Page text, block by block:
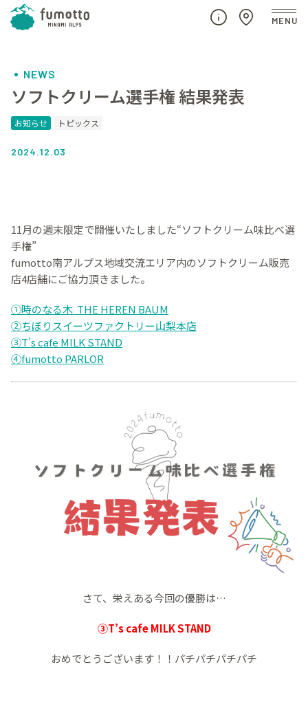
NEWS
ソフトクリーム選手権 結果発表
お知らせ トピックス
2024.12.03
11月の週末限定で開催いたしました“ソフトクリーム味比べ選
手権”
fumotto南アルプス地域交流エリア内のソフトクリーム販売
店4店舗にご協力頂きました。
①時のなる木 THE HEREN BAUM
②ちぼりスイーツファクトリー山梨本店
③T’s cafe MILK STAND
④fumotto PARLOR
さて、栄えある今回の優勝は…
③T’s cafe MILK STAND
おめでとうございます！！パチパチパチパチ